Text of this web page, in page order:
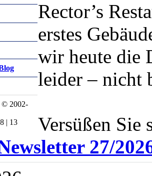
© 2002-
| 13
Rector’s
erstes
wir heute die
leider –
Versüßen Sie
27/